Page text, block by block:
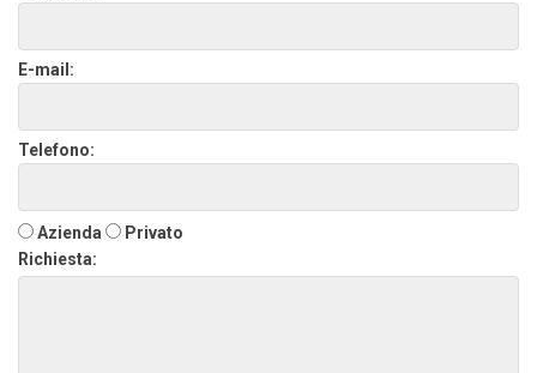
E-mail:
Telefono:
Azienda
Privato
Richiesta: